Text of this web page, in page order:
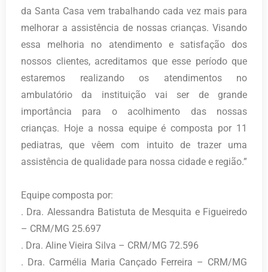
da Santa Casa vem trabalhando cada vez mais para
melhorar a assistência de nossas crianças. Visando
essa melhoria no atendimento e satisfação dos
nossos clientes, acreditamos que esse período que
estaremos realizando os atendimentos no
ambulatório da instituição vai ser de grande
importância para o acolhimento das nossas
crianças. Hoje a nossa equipe é composta por 11
pediatras, que vêem com intuito de trazer uma
assistência de qualidade para nossa cidade e região.”
Equipe composta por:
. Dra. Alessandra Batistuta de Mesquita e Figueiredo
– CRM/MG 25.697
. Dra. Aline Vieira Silva – CRM/MG 72.596
. Dra. Carmélia Maria Cançado Ferreira – CRM/MG